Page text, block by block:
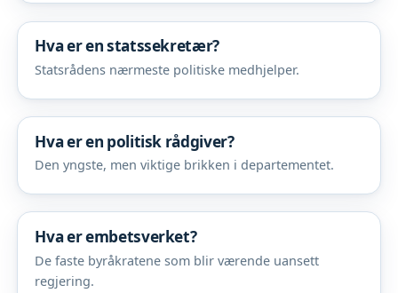
Hva er en statssekretær?
Statsrådens nærmeste politiske medhjelper.
Hva er en politisk rådgiver?
Den yngste, men viktige brikken i departementet.
Hva er embetsverket?
De faste byråkratene som blir værende uansett
regjering.